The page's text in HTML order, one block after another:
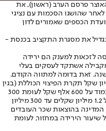
פרסם הערב (ראשון), את
שהושגו הסכמות עם נציגי
ועדת הכספים שאמורים לדון
את מסגרת התקציב בכנסת -
לזכאות למענק הם ירידה
המקבילה אשתקד לעסקים בעלי
בעלי מחזור שנתי עד 100 מיליון שקל תקרת הפיצוי הכוללת (בגין
שכר העבודה וההוצאות הקבועות) תעמוד על 600 אלף שקל לעומת 300
אלף שקל במתווה הקודם ועד היקף של 1.2 מיליון שקלים עד 300 מיליון
בהוצאות שכר העובדים
השכר כפול שיעור הירידה במחזור, לעומת